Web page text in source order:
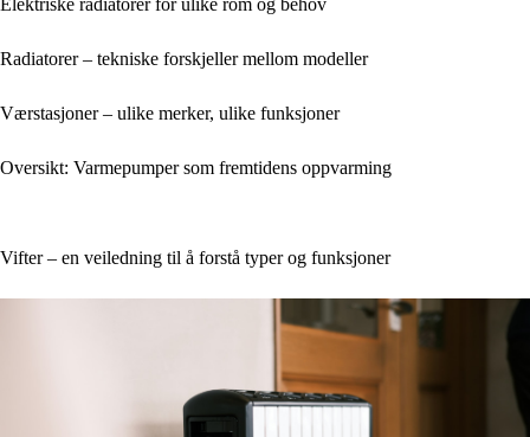
Radiatorer – tekniske forskjeller mellom modeller
Værstasjoner – ulike merker, ulike funksjoner
Oversikt: Varmepumper som fremtidens oppvarming
Vifter – en veiledning til å forstå typer og funksjoner